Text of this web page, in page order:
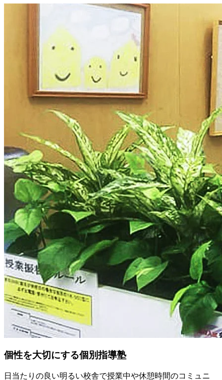
個性を大切にする個別指導塾
日当たりの良い明るい校舎で授業中や休憩時間のコミュニ